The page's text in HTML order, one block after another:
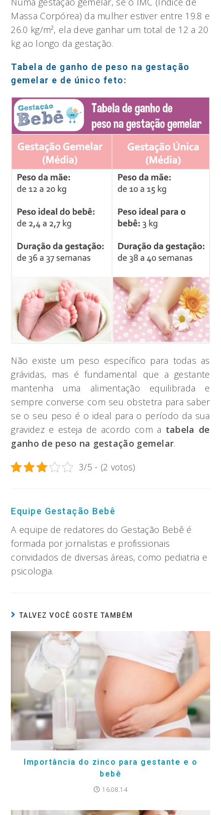
Massa Corpórea) da mulher estiver entre 19.8 e
26.0 kg/m², ela deve ganhar um total de 12 a 20
kg ao longo da gestação.
Tabela de ganho de peso na gestação
gemelar e de único feto:
Não existe um peso específico para todas as
grávidas, mas é fundamental que a gestante
mantenha uma alimentação equilibrada e
sempre converse com seu obstetra para saber
se o seu peso é o ideal para o período da sua
gravidez e esteja de acordo com a tabela de
ganho de peso na gestação gemelar.
3/5 - (2 votos)
Equipe Gestação Bebê
A equipe de redatores do Gestação Bebê é
formada por jornalistas e profissionais
convidados de diversas áreas, como pediatria e
psicologia.
TALVEZ VOCÊ GOSTE TAMBÉM
Importância do zinco para gestante e o
bebê
16.08.14